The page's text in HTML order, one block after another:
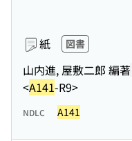
紙 図書
山内進, 屋敷二郎 編著
<A141-R9>
NDLC A141